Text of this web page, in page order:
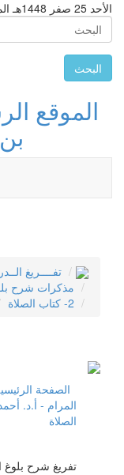
الأحد 25 صفر 1448هـ الموافق 9 أغسطس 2026م
البحث
الموقع
تفــــريغ
مذكرات شرح
2- كتاب الصلاة
الصفحة
المرام - أ.د.
الصلاة
003_تفريغ شرح